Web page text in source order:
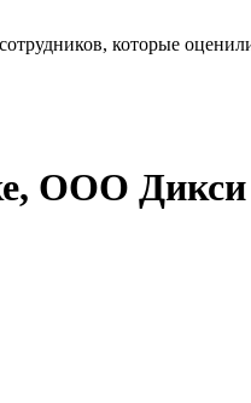
которые
ООО Дикси